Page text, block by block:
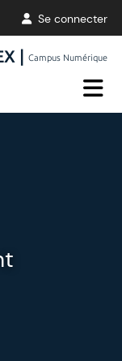
Se connecter
|Campus Numérique